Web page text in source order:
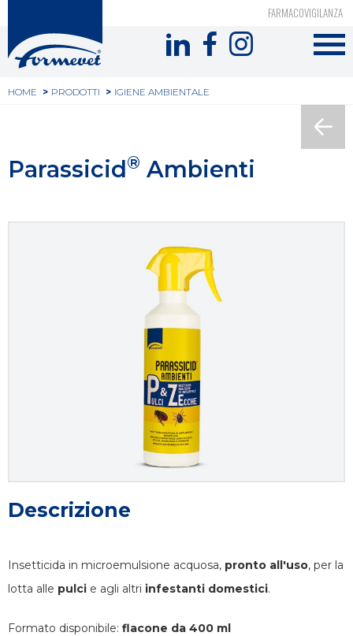
contenuto
principale
header
FARMACOVIGILANZA
Formevet
Menu
Tu
qui
HOME PRODOTTI IGIENE AMBIENTALE
Parassicid® Ambienti
Descrizione
Insetticida in microemulsione acquosa, pronto all'uso, per la
lotta alle pulci e agli altri infestanti domestici.
Formato disponibile: flacone da 400 ml